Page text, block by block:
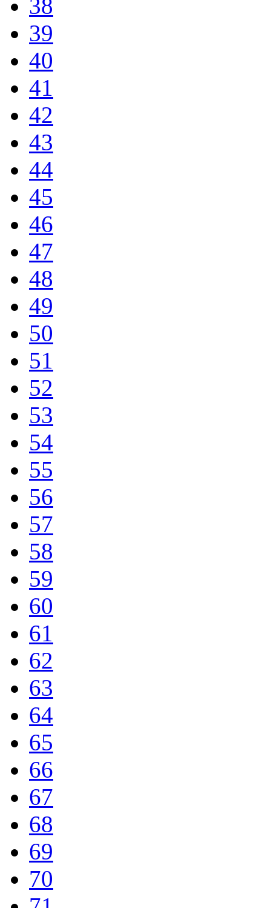
38
39
40
41
42
43
44
45
46
47
48
49
50
51
52
53
54
55
56
57
58
59
60
61
62
63
64
65
66
67
68
69
70